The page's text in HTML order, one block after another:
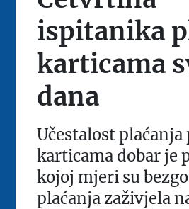
ispitanika
karticama
dana
Učestalost
karticama dobar je
kojoj mjeri su
plaćanja zaživjela